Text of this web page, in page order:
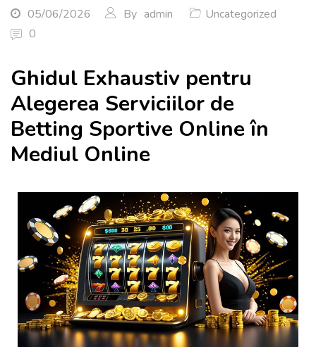
05/06/2026 By admin
Uncategorized
0
Ghidul Exhaustiv pentru
Alegerea Serviciilor de
Betting Sportive Online în
Mediul Online